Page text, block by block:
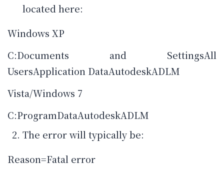
located here:
Windows XP
C:Documents and SettingsAll
UsersApplication DataAutodeskADLM
Vista/Windows 7
C:ProgramDataAutodeskADLM
The error will typically be:
Reason=Fatal error